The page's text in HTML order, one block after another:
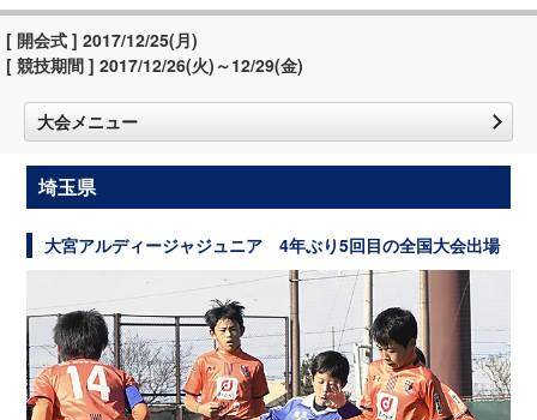
[ 開会式 ] 2017/12/25(月)
[ 競技期間 ] 2017/12/26(火)～12/29(金)
大会メニュー
埼玉県
大宮アルディージャジュニア 4年ぶり5回目の全国大会出場